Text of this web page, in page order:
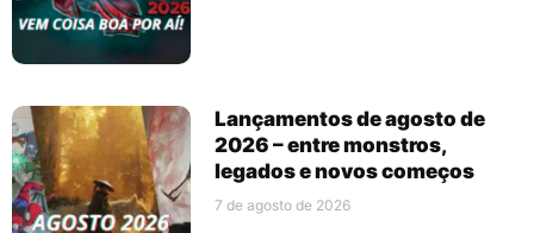
Lançamentos de agosto de
2026 – entre monstros,
legados e novos começos
7 de agosto de 2026